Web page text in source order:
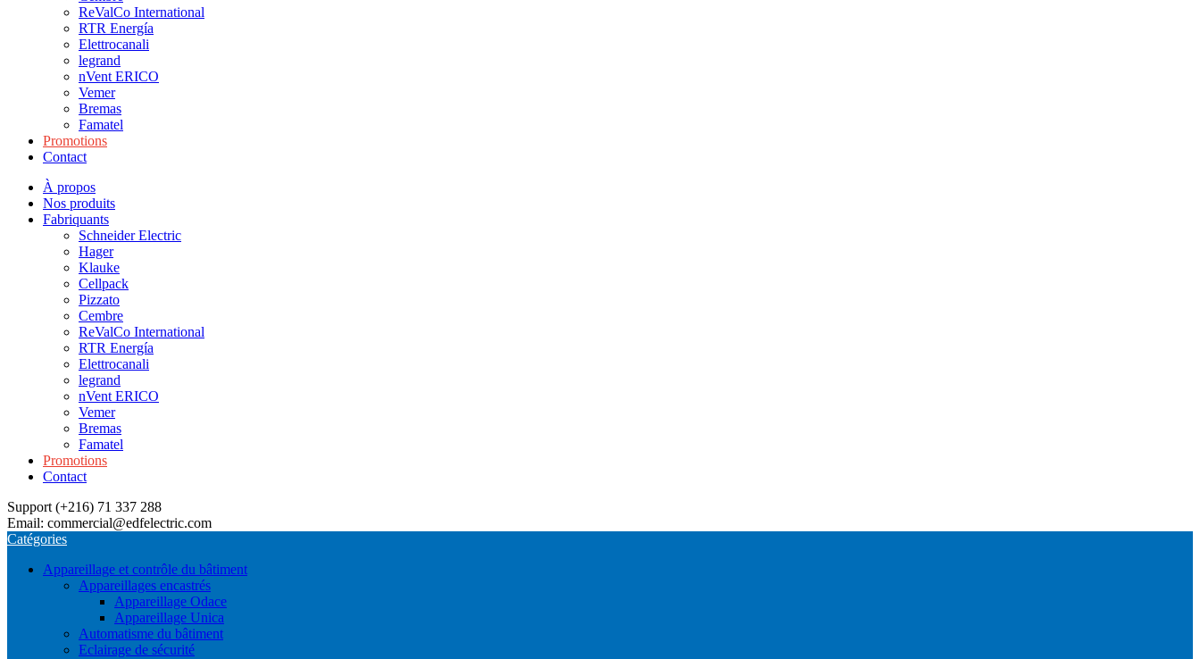
ReValCo International
RTR Energía
Elettrocanali
legrand
nVent ERICO
Vemer
Bremas
Famatel
Promotions
Contact
À propos
Nos produits
Fabriquants
Schneider Electric
Hager
Klauke
Cellpack
Pizzato
Cembre
ReValCo International
RTR Energía
Elettrocanali
legrand
nVent ERICO
Vemer
Bremas
Famatel
Promotions
Contact
Support (+216) 71 337 288
Email: commercial@edfelectric.com
Catégories
Appareillage et contrôle du bâtiment
Appareillages encastrés
Appareillage Odace
Appareillage Unica
Automatisme du bâtiment
Eclairage de sécurité